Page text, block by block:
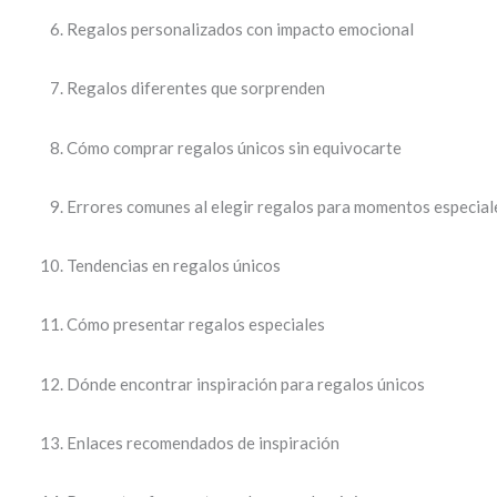
Regalos personalizados con impacto emocional
Regalos diferentes que sorprenden
Cómo comprar regalos únicos sin equivocarte
Errores comunes al elegir regalos para momentos
Tendencias en regalos únicos
Cómo presentar regalos especiales
Dónde encontrar inspiración para regalos únicos
Enlaces recomendados de inspiración